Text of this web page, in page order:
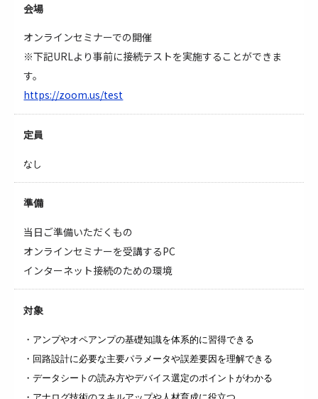
会場
オンラインセミナーでの開催
※下記URLより事前に接続テストを実施することができま
す。
https://zoom.us/test
定員
なし
準備
当日ご準備いただくもの
オンラインセミナーを受講するPC
インターネット接続のための環境
対象
・アンプやオペアンプの基礎知識を体系的に習得できる
・回路設計に必要な主要パラメータや誤差要因を理解できる
・データシートの読み方やデバイス選定のポイントがわかる